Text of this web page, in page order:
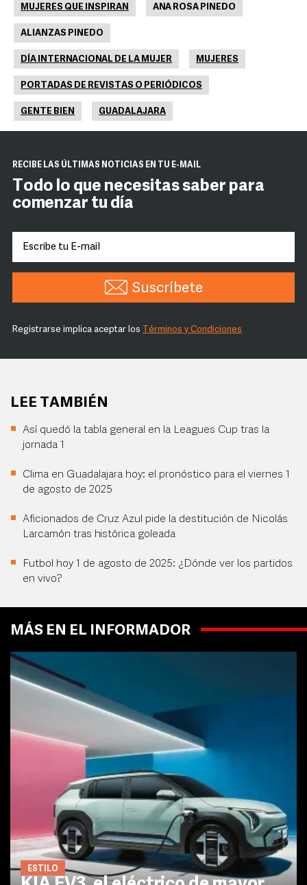
MUJERES QUE INSPIRAN ANA ROSA PINEDO
ALIANZAS PINEDO
DÍA INTERNACIONAL DE LA MUJER MUJERES
PORTADAS DE REVISTAS O PERIÓDICOS
GENTE BIEN GUADALAJARA
RECIBE LAS ÚLTIMAS NOTICIAS EN TU E-MAIL
Todo lo que necesitas saber para
comenzar tu día
Suscríbete
Registrarse implica aceptar los Términos y Condiciones
LEE TAMBIÉN
Así quedó la tabla general en la Leagues Cup tras la
jornada 1
Clima en Guadalajara hoy: el pronóstico para el viernes 1
de agosto de 2025
Aficionados de Cruz Azul pide la destitución de Nicolás
Larcamón tras histórica goleada
Futbol hoy 1 de agosto de 2025: ¿Dónde ver los partidos
en vivo?
MÁS EN EL INFORMADOR
ESTILO